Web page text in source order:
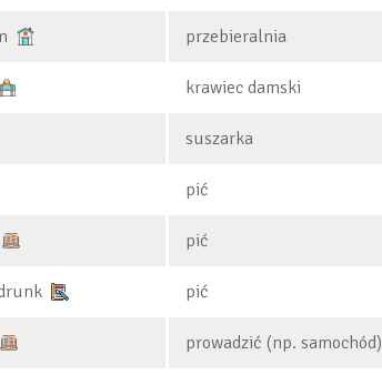
przebieralnia
krawiec damski
suszarka
pić
pić
pić
prowadzić (np. samochód)